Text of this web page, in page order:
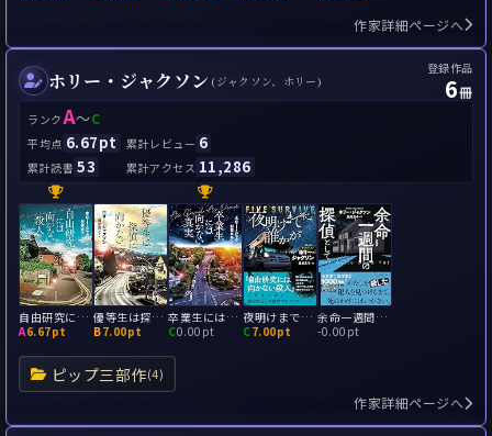
作家詳細ページへ
ホリー・ジャクソン (ジャクソン、ホリー)
登録作品
6冊
ランクA～C
平均点 6.67pt 累計レビュー 6
累計読書 53 累計アクセス 11,286
ピップ三部作(4)
自由研究には向かない殺人
A6.67pt
優等生は探偵に向かない
B7.00pt
卒業生には向かない真実
C0.00pt
夜明けまでに誰かが
C7.00pt
余命一週間の探偵として
-0.00pt
作家詳細ページへ